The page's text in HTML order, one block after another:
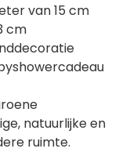
van 15 cm
cm
natuurlijke en
ruimte.